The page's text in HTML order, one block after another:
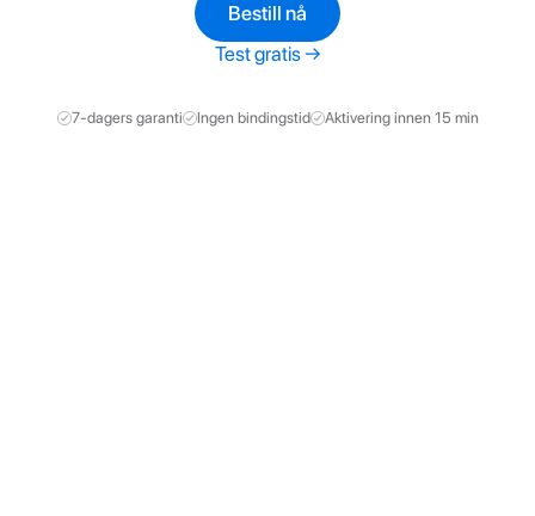
Bestill nå
Test gratis →
7-dagers garanti Ingen bindingstid Aktivering innen 15 min